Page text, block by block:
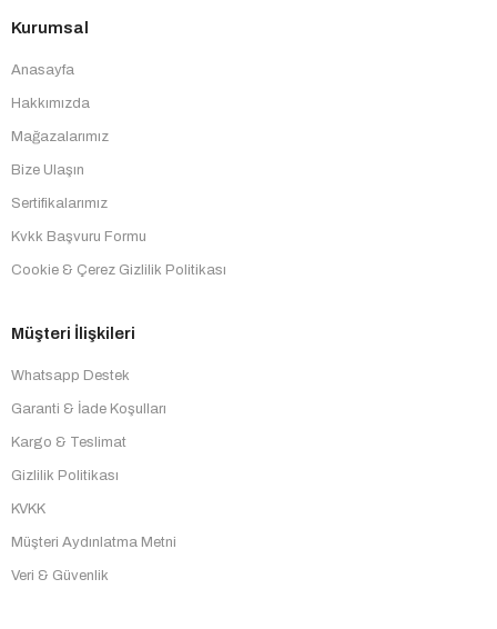
Kurumsal
Anasayfa
Hakkımızda
Mağazalarımız
Bize Ulaşın
Sertifikalarımız
Kvkk Başvuru Formu
Cookie & Çerez Gizlilik Politikası
Müşteri İlişkileri
Whatsapp Destek
Garanti & İade Koşulları
Kargo & Teslimat
Gizlilik Politikası
KVKK
Müşteri Aydınlatma Metni
Veri & Güvenlik